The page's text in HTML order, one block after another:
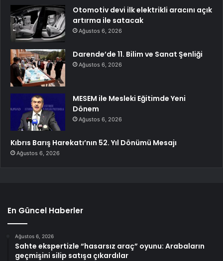
Otomotiv devi ilk elektrikli aracını açık
artırma ile satacak
Ağustos 6, 2026
Darende’de 11. Bilim ve Sanat Şenliği
Ağustos 6, 2026
MESEM ile Mesleki Eğitimde Yeni
Dönem
Ağustos 6, 2026
Kıbrıs Barış Harekatı’nın 52. Yıl Dönümü Mesajı
Ağustos 6, 2026
En Güncel Haberler
Ağustos 6, 2026
Sahte ekspertizle “hasarsız araç” oyunu: Arabaların
geçmişini silip satışa çıkardılar